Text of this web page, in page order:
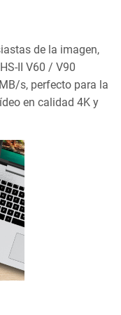
de la imagen,
II V60 / V90
s, perfecto para la
en calidad 4K y